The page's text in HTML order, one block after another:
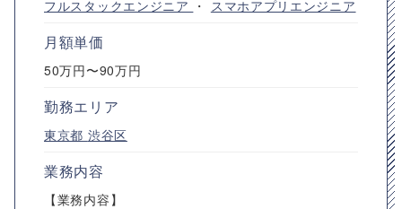
フルスタックエンジニア ・ スマホアプリエンジニア
月額単価
50万円〜90万円
勤務エリア
東京都 渋谷区
業務内容
【業務内容】